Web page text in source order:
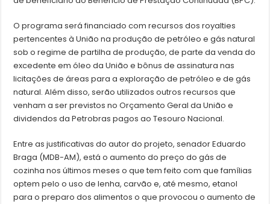
O programa será financiado com recursos dos royalties
pertencentes à União na produção de petróleo e gás natural
sob o regime de partilha de produção, de parte da venda do
excedente em óleo da União e bônus de assinatura nas
licitações de áreas para a exploração de petróleo e de gás
natural. Além disso, serão utilizados outros recursos que
venham a ser previstos no Orçamento Geral da União e
dividendos da Petrobras pagos ao Tesouro Nacional.
Entre as justificativas do autor do projeto, senador Eduardo
Braga (MDB-AM), está o aumento do preço do gás de
cozinha nos últimos meses o que tem feito com que famílias
optem pelo o uso de lenha, carvão e, até mesmo, etanol
para o preparo dos alimentos o que provocou o aumento de